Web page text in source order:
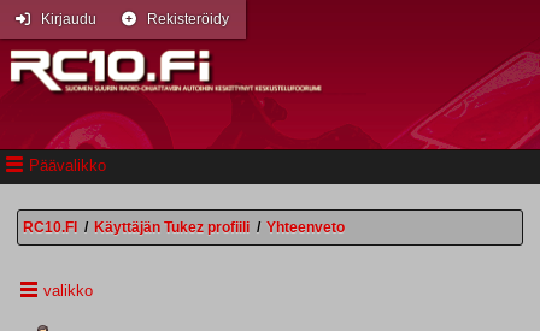
Päävalikko
Kirjaudu Rekisteröidy
RC10.FI / Käyttäjän Tukez profiili / Yhteenveto
valikko